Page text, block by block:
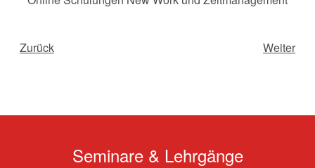
Zurück Weiter
Seminare & Lehrgänge